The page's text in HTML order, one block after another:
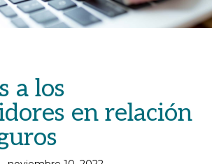
a los
en relación